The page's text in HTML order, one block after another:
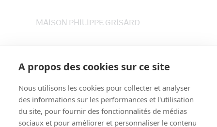
A propos des cookies sur ce site
Nous utilisons les cookies pour collecter et analyser
des informations sur les performances et l'utilisation
du site, pour fournir des fonctionnalités de médias
sociaux et pour améliorer et personnaliser le contenu
MAISON PHILIPPE GRISARD
Tél. 04 79 84 30 91